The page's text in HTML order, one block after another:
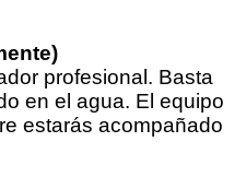
profesional. Basta
en el agua. El equipo
estarás acompañado